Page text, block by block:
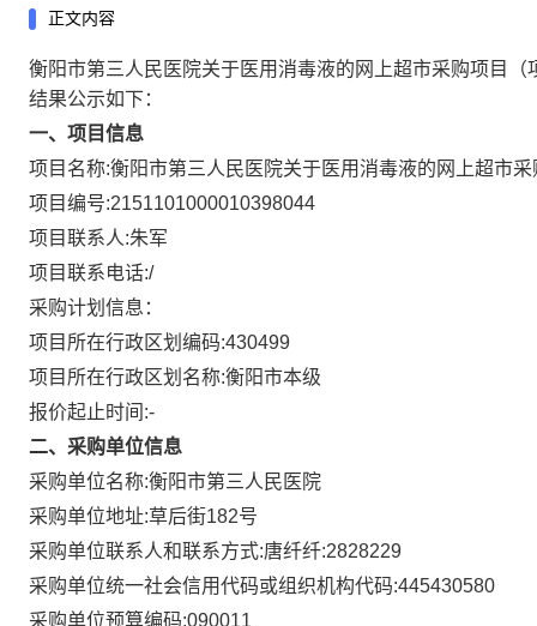
正文内容
衡阳市第三人民医院关于医用消毒液的网上超市采购项目
结果公示如下：
一、项目信息
项目名称:衡阳市第三人民医院关于医用消毒液的网上超市采
项目编号:2151101000010398044
项目联系人:朱军
项目联系电话:/
采购计划信息：
项目所在行政区划编码:430499
项目所在行政区划名称:衡阳市本级
报价起止时间:-
二、采购单位信息
采购单位名称:衡阳市第三人民医院
采购单位地址:草后街182号
采购单位联系人和联系方式:唐纤纤:2828229
采购单位统一社会信用代码或组织机构代码:445430580
采购单位预算编码:090011